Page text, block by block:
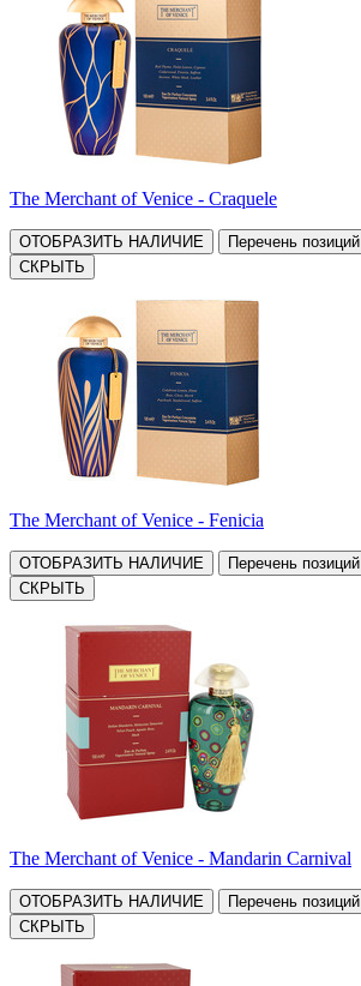
The Merchant of Venice - Craquele
ОТОБРАЗИТЬ НАЛИЧИЕ
Перечень позиций
СКРЫТЬ
The Merchant of Venice - Fenicia
ОТОБРАЗИТЬ НАЛИЧИЕ
Перечень позиций
СКРЫТЬ
The Merchant of Venice - Mandarin Carnival
ОТОБРАЗИТЬ НАЛИЧИЕ
Перечень позиций
СКРЫТЬ